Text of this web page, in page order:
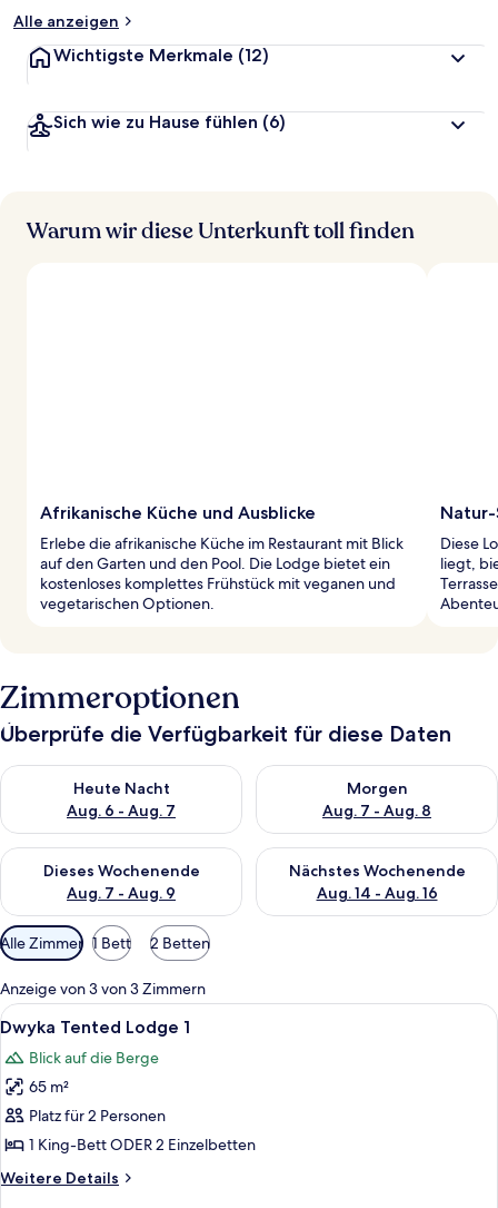
Alle anzeigen
Wichtigste Merkmale (12)
Sich wie zu Hause fühlen (6)
Warum wir diese Unterkunft toll finden
Afrikanische Küche und Ausblicke
Erlebe die afrikanische Küche im Restaurant mit Blick
auf den Garten und den Pool. Die Lodge bietet ein
kostenloses komplettes Frühstück mit veganen und
vegetarischen Optionen.
Diese
liegt,
Zimmeroptionen
Überprüfe die Verfügbarkeit für diese Daten
Heute Nacht
Aug. 6 - Aug. 7
Überprüfe die Verfügbarkeit für heute Nacht, Aug. 6 - Aug. 7.
Morgen
Aug. 7 - Aug. 8
Überprüfe die Verfügbarkeit
Dieses Wochenende
Aug. 7 - Aug. 9
Überprüfe die Verfügbarkeit für dieses Wochenende, Aug. 7
Nächstes Wochenende
Aug. 14 - Aug. 16
Überprüfe die Verfügbarkeit
Verfügbare
Filter
für
Zimmer
Alle Zimmer 1 Bett 2 Betten
Anzeige von 3 von 3 Zimmern
Alle
Fotos
für
Dwyka
Tented
Lodge
1
anzeigen
Eine Holzterrasse mit Liegestühlen,
12
Dwyka Tented Lodge 1
Blick auf die Berge
65 m²
Platz für 2 Personen
1 King-Bett ODER 2 Einzelbetten
Weitere Details
Weitere